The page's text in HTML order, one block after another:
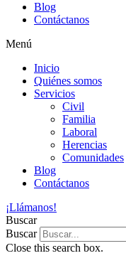
Blog
Contáctanos
Menú
Inicio
Quiénes somos
Servicios
Civil
Familia
Laboral
Herencias
Comunidades
Blog
Contáctanos
¡Llámanos!
Buscar
Buscar
Close this search box.